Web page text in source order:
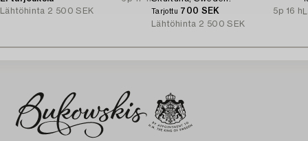
Lähtöhinta 2 500 SEK Tarjottu 700 SEK
5p 16 h
Lähtöhinta 2 500 SEK